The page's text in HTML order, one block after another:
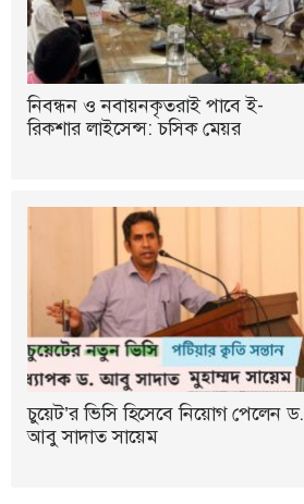
নিবন্ধন ও নবায়নকৃতরাই পাবে ই-
রিকশার লাইসেন্স: চসিক মেয়র
চুয়েট’র ভিসি হিসেবে নিয়োগ পেলেন ড.
আবু সাদাত সায়েম